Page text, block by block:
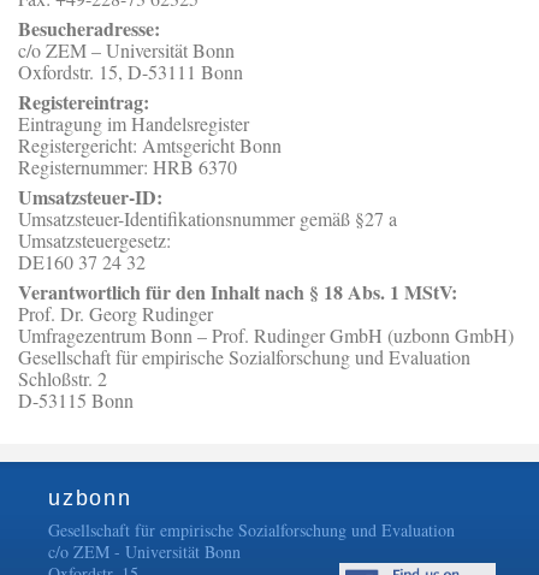
Besucheradresse:
c/o ZEM – Universität Bonn
Oxfordstr. 15, D-53111 Bonn
Registereintrag:
Eintragung im Handelsregister
Registergericht: Amtsgericht Bonn
Registernummer: HRB 6370
Umsatzsteuer-ID:
Umsatzsteuer-Identifikationsnummer gemäß §27 a
Umsatzsteuergesetz:
DE160 37 24 32
Verantwortlich für den Inhalt nach § 18 Abs. 1 MStV:
Prof. Dr. Georg Rudinger
Umfragezentrum Bonn – Prof. Rudinger GmbH (uzbonn GmbH)
Gesellschaft für empirische Sozialforschung und Evaluation
Schloßstr. 2
D-53115 Bonn
uzbonn
Gesellschaft für empirische Sozialforschung und Evaluation
c/o ZEM - Universität Bonn